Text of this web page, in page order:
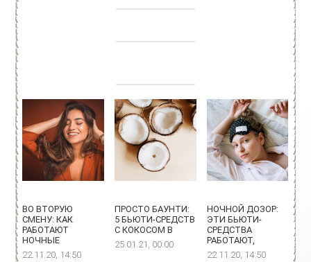
ВО ВТОРУЮ
СМЕНУ: КАК
РАБОТАЮТ
НОЧНЫЕ
22.11.20, 14:50
ПРОСТО БАУНТИ:
5 БЬЮТИ-СРЕДСТВ
С КОКОСОМ В
25.01.21, 00:00
НОЧНОЙ ДОЗОР:
ЭТИ БЬЮТИ-
СРЕДСТВА
РАБОТАЮТ,
22.11.20, 14:50